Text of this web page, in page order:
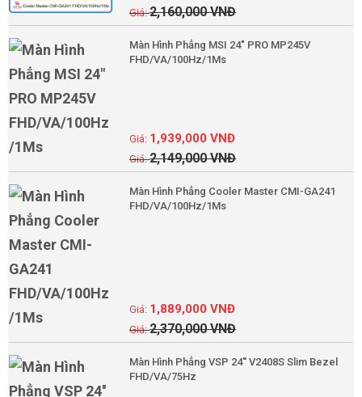
2,160,000VNĐ
Màn Hình Phẳng MSI 24" PRO MP245V
FHD/VA/100Hz/1Ms
2,149,000VNĐ
1,939,000VNĐ
Màn Hình Phẳng Cooler Master CMI-GA241
FHD/VA/100Hz/1Ms
2,370,000VNĐ
1,889,000VNĐ
Màn Hình Phẳng VSP 24'' V2408S Slim Bezel
FHD/VA/75Hz